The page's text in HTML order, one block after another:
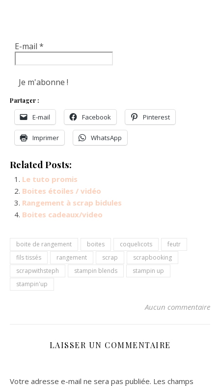
E-mail *
Partager :
E-mail Facebook Pinterest
Imprimer WhatsApp
Related Posts:
Le tuto promis
Boites étoiles / vidéo
Rangement à scrap bidules
Boites cadeaux/video
boite de rangement boites coquelicots
feutr
fils tissés
rangement scrap
scrapbooking
scrapwithsteph
stampin blends
stampin up
stampin'up
Aucun commentaire
LAISSER UN COMMENTAIRE
Votre adresse e-mail ne sera pas publiée. Les champs